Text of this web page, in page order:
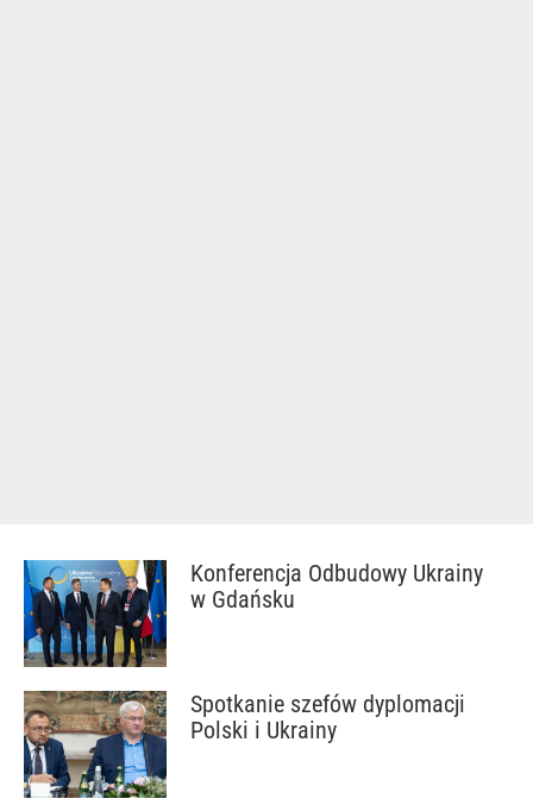
Konferencja Odbudowy Ukrainy
w Gdańsku
Spotkanie szefów dyplomacji
Polski i Ukrainy